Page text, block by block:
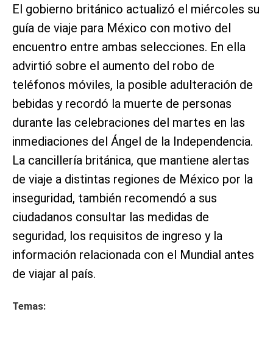
El gobierno británico actualizó el miércoles su
guía de viaje para México con motivo del
encuentro entre ambas selecciones. En ella
advirtió sobre el aumento del robo de
teléfonos móviles, la posible adulteración de
bebidas y recordó la muerte de personas
durante las celebraciones del martes en las
inmediaciones del Ángel de la Independencia.
La cancillería británica, que mantiene alertas
de viaje a distintas regiones de México por la
inseguridad, también recomendó a sus
ciudadanos consultar las medidas de
seguridad, los requisitos de ingreso y la
información relacionada con el Mundial antes
de viajar al país.
Temas: